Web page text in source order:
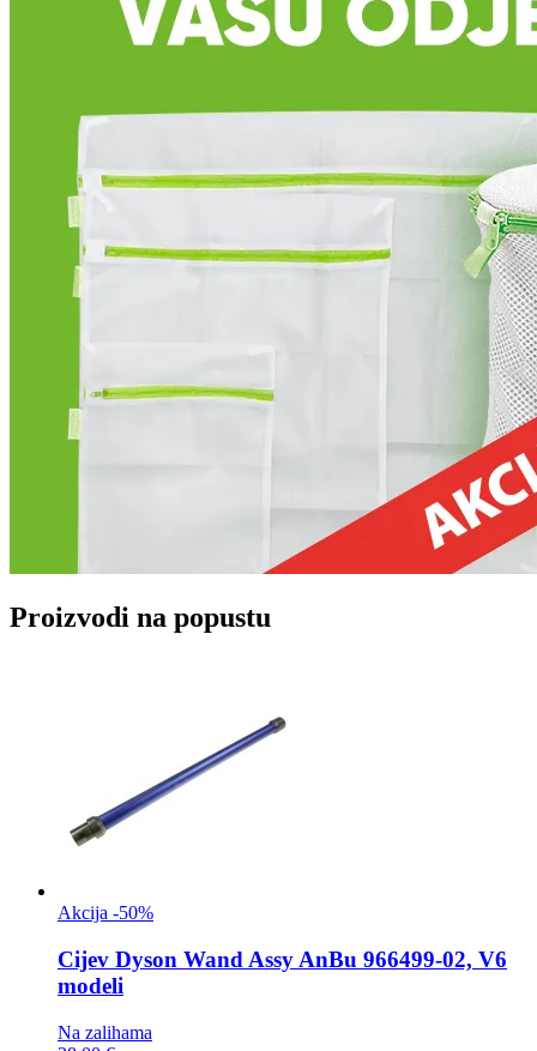
Proizvodi na popustu
Akcija -50%
Cijev Dyson Wand Assy AnBu 966499-02, V6
modeli
Na zalihama